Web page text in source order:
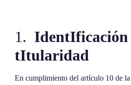
1. IdentIficación
tItularidad
En cumplimiento del artículo 10 de